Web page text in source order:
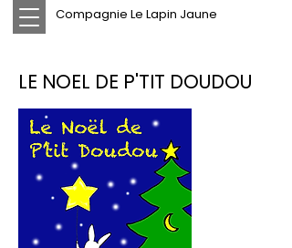
Compagnie Le Lapin Jaune
LE NOEL DE P'TIT DOUDOU